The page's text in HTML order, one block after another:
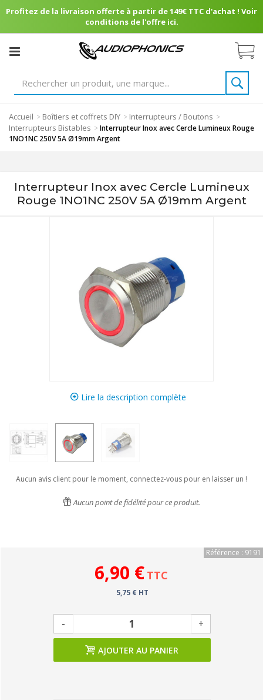
Profitez de la livraison offerte à partir de 149€ TTC d'achat ! Voir
conditions de l'offre ici.
Accueil > Boîtiers et coffrets DIY > Interrupteurs / Boutons >
Interrupteurs Bistables >Interrupteur Inox avec Cercle Lumineux Rouge
1NO1NC 250V 5A Ø19mm Argent
Interrupteur Inox avec Cercle Lumineux
Rouge 1NO1NC 250V 5A Ø19mm Argent
Lire la description complète
Aucun avis client pour le moment, connectez-vous pour en laisser un !
Aucun point de fidélité pour ce produit.
Référence : 9191
6,90 € TTC
5,75 € HT
- +
AJOUTER AU PANIER